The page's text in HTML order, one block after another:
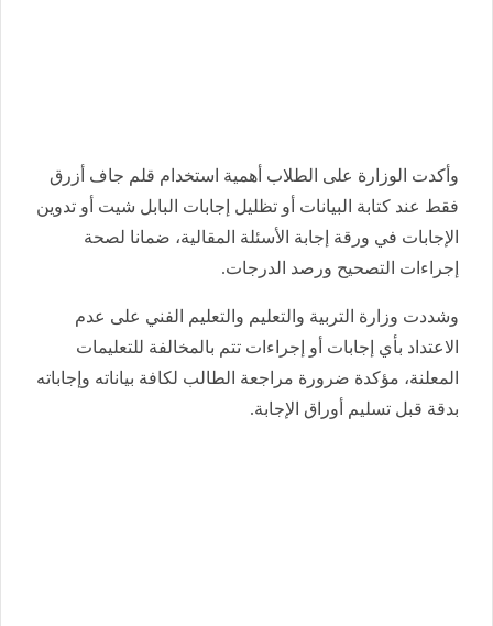
وأكدت الوزارة على الطلاب أهمية استخدام قلم جاف أزرق
فقط عند كتابة البيانات أو تظليل إجابات البابل شيت أو تدوين
الإجابات في ورقة إجابة الأسئلة المقالية، ضمانا لصحة
إجراءات التصحيح ورصد الدرجات.
وشددت وزارة التربية والتعليم والتعليم الفني على عدم
الاعتداد بأي إجابات أو إجراءات تتم بالمخالفة للتعليمات
المعلنة، مؤكدة ضرورة مراجعة الطالب لكافة بياناته وإجاباته
بدقة قبل تسليم أوراق الإجابة.